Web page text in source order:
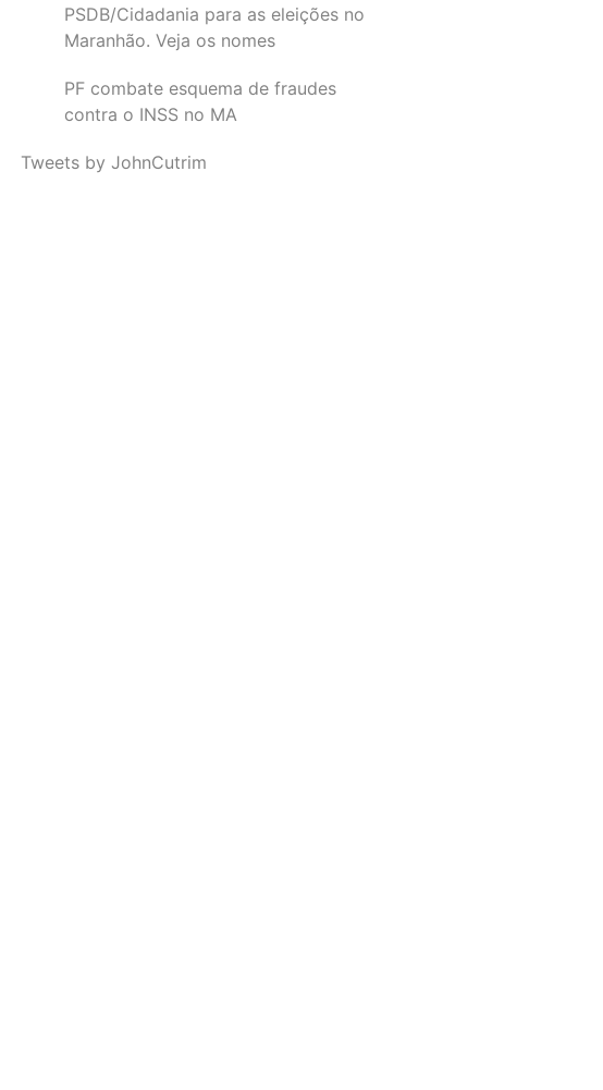
PSDB/Cidadania para as eleições no
Maranhão. Veja os nomes
PF combate esquema de fraudes
contra o INSS no MA
Tweets by JohnCutrim